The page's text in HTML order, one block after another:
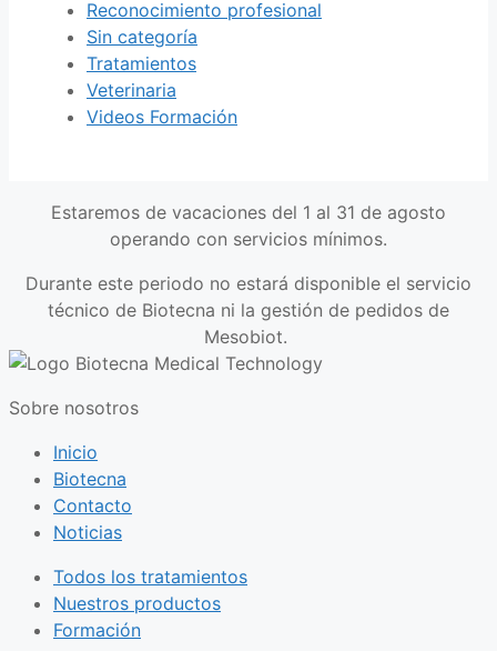
Reconocimiento profesional
Sin categoría
Tratamientos
Veterinaria
Videos Formación
Estaremos de vacaciones del 1 al 31 de agosto
operando con servicios mínimos.
Durante este periodo no estará disponible el servicio
técnico de Biotecna ni la gestión de pedidos de
Mesobiot.
Sobre nosotros
Inicio
Biotecna
Contacto
Noticias
Todos los tratamientos
Nuestros productos
Formación